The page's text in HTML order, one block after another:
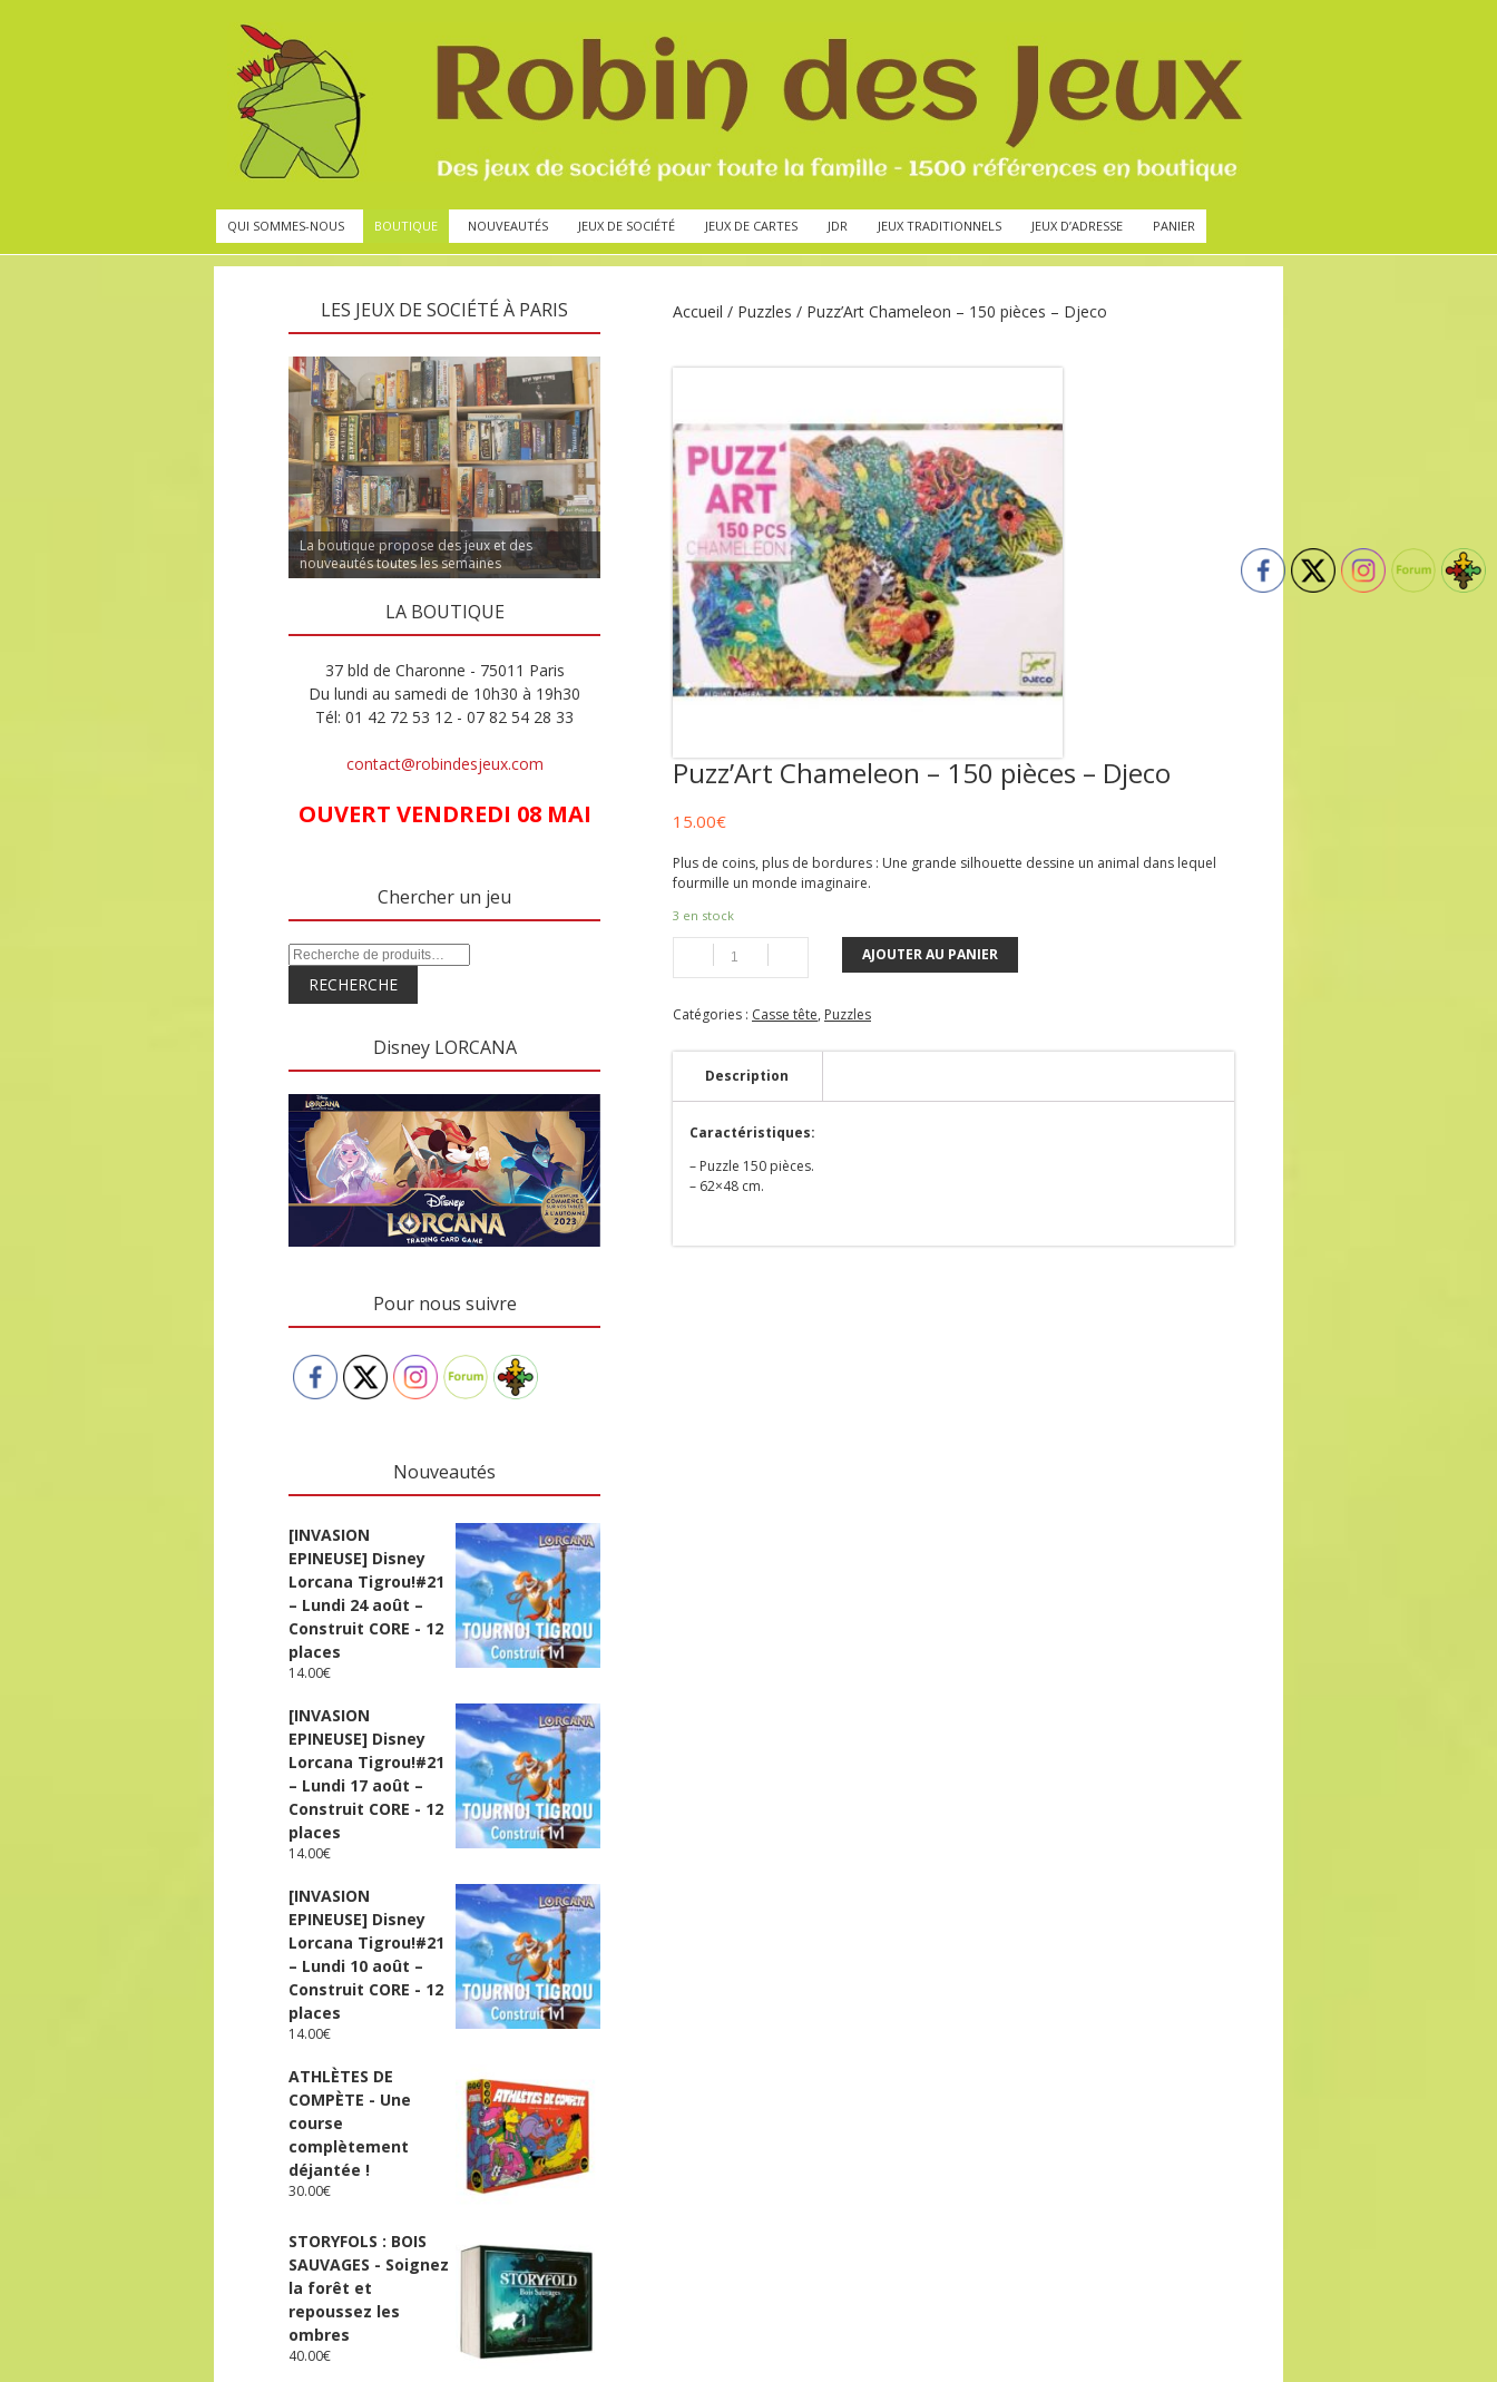
QUI SOMMES-NOUS BOUTIQUE NOUVEAUTÉS JEUX DE SOCIÉTÉ JEUX DE CARTES JDR JEUX TRADITIONNELS JEUX D’ADRESSE PANIER
Accueil / Puzzles / Puzz’Art Chameleon – 150 pièces – Djeco
Puzz’Art Chameleon – 150 pièces – Djeco
15.00€
Plus de coins, plus de bordures : Une grande silhouette dessine un animal dans lequel
fourmille un monde imaginaire.
3 en stock
AJOUTER AU PANIER
Catégories : Casse tête, Puzzles
Description
Caractéristiques:
– Puzzle 150 pièces.
– 62×48 cm.
LES JEUX DE SOCIÉTÉ À PARIS
La boutique propose des jeux et des
nouveautés toutes les semaines
LA BOUTIQUE
37 bld de Charonne - 75011 Paris
Du lundi au samedi de 10h30 à 19h30
Tél: 01 42 72 53 12 - 07 82 54 28 33
contact@robindesjeux.com
OUVERT VENDREDI 08 MAI
Chercher un jeu
RECHERCHE
Disney LORCANA
Pour nous suivre
Nouveautés
[INVASION
EPINEUSE] Disney
Lorcana Tigrou!#21
– Lundi 24 août –
Construit CORE - 12
places
14.00€
[INVASION
EPINEUSE] Disney
Lorcana Tigrou!#21
– Lundi 17 août –
Construit CORE - 12
places
14.00€
[INVASION
EPINEUSE] Disney
Lorcana Tigrou!#21
– Lundi 10 août –
Construit CORE - 12
places
14.00€
ATHLÈTES DE
COMPÈTE - Une
course
complètement
déjantée !
30.00€
STORYFOLS : BOIS
SAUVAGES - Soignez
la forêt et
repoussez les
ombres
40.00€